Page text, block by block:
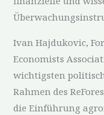
Ivan Hajdukovic,
Economists
wichtigsten
Rahmen des
die Einführung